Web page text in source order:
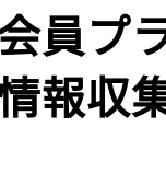
員プ
報収